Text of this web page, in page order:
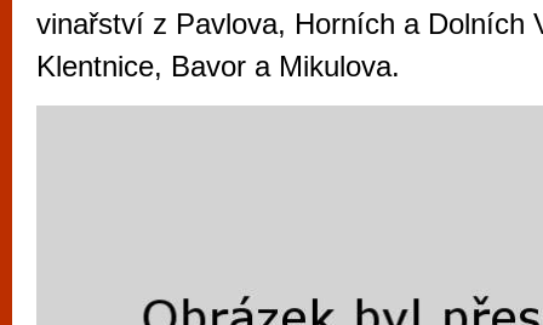
vinařství z Pavlova, Horních a Dolních
Klentnice, Bavor a Mikulova.
vyzkoušet různé kasinové hry. V
metropoli naleznete širokou nabídku her
po moderní automaty jak pro pravidelné
příležitostné hráče. V...